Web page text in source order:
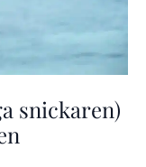
snickaren)